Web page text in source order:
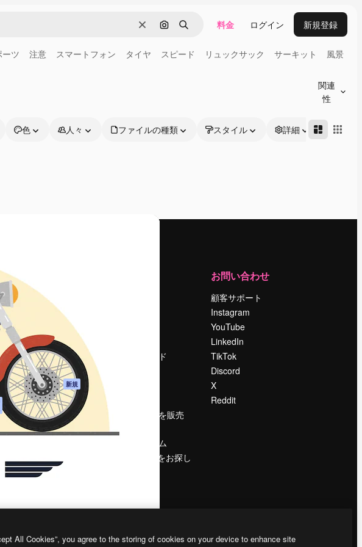
消去 画像で検索
検索 料金 ログイン 新規登録
ーツ 注意 スマートフォン タイヤ スピード リュックサック サーキット 風景
関連
性
色 人々 ファイルの種類 スタイル 詳細
Academy
ドキュメント
利用規約
プライバシーポリ
シー
オリジナル 新規
クッキーポリシー
トラストセンター
アフィリエイト
検索トレンド
コンテンツを販売
プレスルーム
magnific.aiをお探し
お問い合わせ
顧客サポート
Instagram
YouTube
LinkedIn
TikTok
Discord
X
Reddit
All Cookies”, you agree to the storing of cookies on your device to enhance site